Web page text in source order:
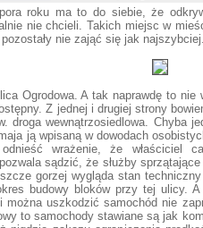
roku ma to do siebie, że
nie chcieli. Takich miejsc w
nie zająć się jak najszybciej.
Ogrodowa. A tak naprawdę to
Z jednej i drugiej strony
droga wewnątrzosiedlowa. Chyba
ją wpisaną w dowodach
wrażenie, że właściciel
sądzić, że służby
gorzej wygląda stan
budowy bloków przy tej ulicy.
można uszkodzić samochód nie
to samochody stawiane są jak